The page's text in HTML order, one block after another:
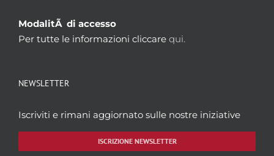
ModalitÃ di accesso
Per tutte le informazioni cliccare qui.
NEWSLETTER
Iscriviti e rimani aggiornato sulle nostre iniziative
ISCRIZIONE NEWSLETTER